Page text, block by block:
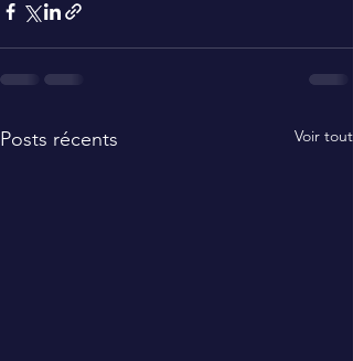
Posts récents Voir tout